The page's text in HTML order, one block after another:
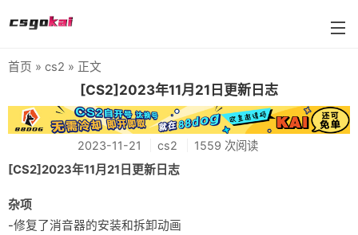
farmskins
88dog
flamecases
88hash-jp
首页 » cs2 » 正文
[CS2]2023年11月21日更新日志
2023-11-21 cs2 1559 次阅读
[CS2]2023年11月21日更新日志
杂项
-修复了消音器的安装和拆卸动画